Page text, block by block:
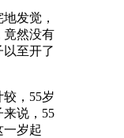
发觉，
竟然没有
至开了
，55岁
说，55
一岁起